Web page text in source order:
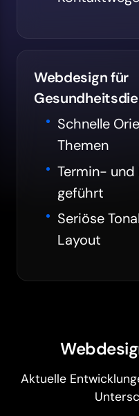
Webdesign für
Schnelle
Themen
Termin- und
geführt
Seriöse
Layout
Aktuelle